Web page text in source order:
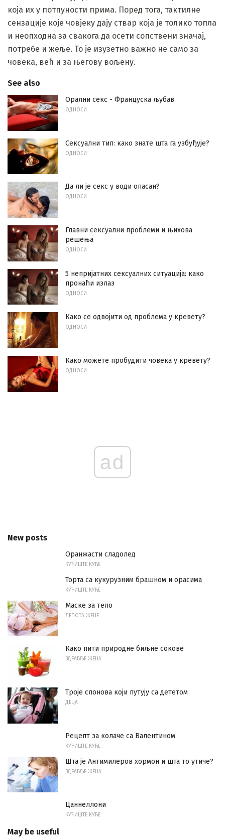
која их у потпуности прима. Поред тога, тактилне
сензације које човјеку дају ствар која је толико топла
и неопходна за свакога да осети сопствени значај,
потребе и жеље. То је изузетно важно не само за
човека, већ и за његову вољену.
See also
Орални секс - Француска љубав
ОДНОСИ
Сексуални тип: како знате шта га узбуђује?
ОДНОСИ
Да ли је секс у води опасан?
ОДНОСИ
Главни сексуални проблеми и њихова
решења
ОДНОСИ
5 непријатних сексуалних ситуација: како
пронаћи излаз
ОДНОСИ
Како се одвојити од проблема у кревету?
ОДНОСИ
Како можете пробудити човека у кревету?
ОДНОСИ
ad
New posts
Оранжасти сладолед
КУЋИШТЕ КУЋЕ
Торта са кукурузним брашном и орасима
КУЋИШТЕ КУЋЕ
Маске за тело
ЛЕПОТА ЖЕНЕ
Како пити природне биљне сокове
ЗДРАВЉЕ ЖЕНА
Троје слонова који путују са дететом
ДЕЦА
Рецепт за колаче са Валентином
КУЋИШТЕ КУЋЕ
Шта је Антимилеров хормон и шта то утиче?
ЗДРАВЉЕ ЖЕНА
Цаннеллони
КУЋИШТЕ КУЋЕ
May be useful